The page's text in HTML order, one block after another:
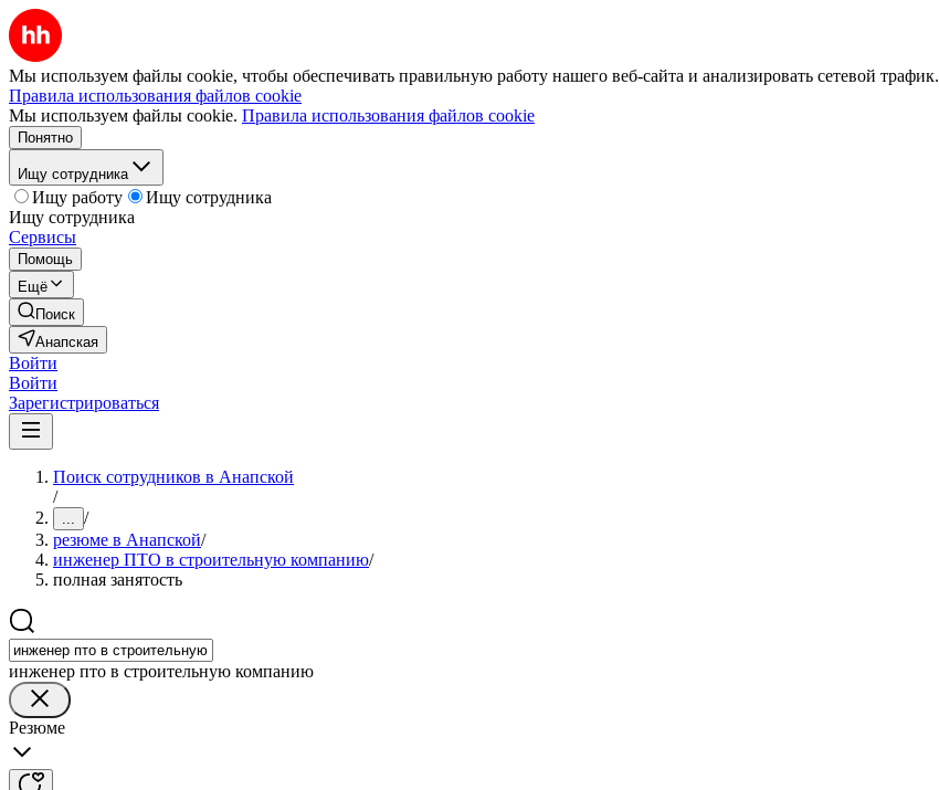
Мы используем файлы cookie, чтобы обеспечивать правильную работу нашего веб-сайта и анализировать сетевой трафик.
Правила использования файлов cookie
Мы используем файлы cookie. Правила использования файлов cookie
Понятно
Ищу сотрудника
Ищу работу
Ищу сотрудника
Ищу сотрудника
Сервисы
Помощь
Ещё
Поиск
Анапская
Войти
Войти
Зарегистрироваться
Поиск сотрудников в Анапской
/
... /
резюме в Анапской/
инженер ПТО в строительную компанию/
полная занятость
инженер пто в строительную компанию
Резюме